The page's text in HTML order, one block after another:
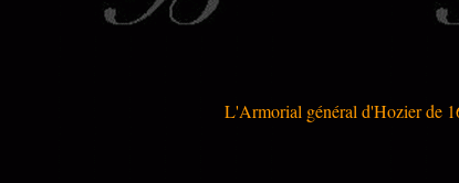
L'Armorial général d'Hozier de